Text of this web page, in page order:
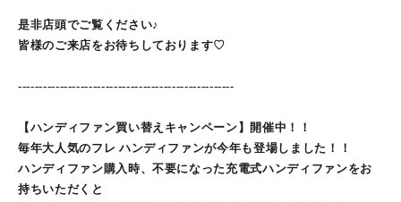
是非店頭でご覧ください♪
皆様のご来店をお待ちしております♡
----------------------------------------------------
【ハンディファン買い替えキャンペーン】開催中！！
毎年大人気のフレ ハンディファンが今年も登場しました！！
ハンディファン購入時、不要になった充電式ハンディファンをお
持ちいただくと